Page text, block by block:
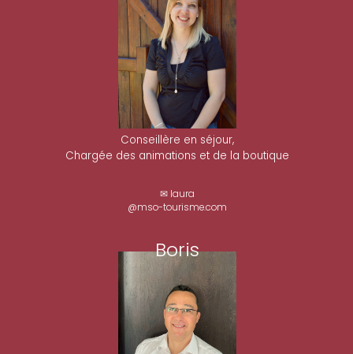
Conseillère en séjour,
Chargée des animations et de la boutique
✉ laura
@mso-tourisme.com
Boris